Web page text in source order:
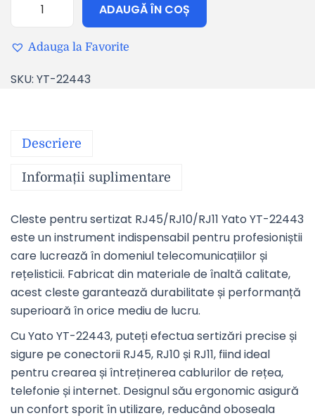
ADAUGĂ ÎN COȘ
Adauga la Favorite
SKU: YT-22443
Descriere
Informații suplimentare
Cleste pentru sertizat RJ45/RJ10/RJ11 Yato YT-22443
este un instrument indispensabil pentru profesioniștii
care lucrează în domeniul telecomunicațiilor și
rețelisticii. Fabricat din materiale de înaltă calitate,
acest cleste garantează durabilitate și performanță
superioară în orice mediu de lucru.
Cu Yato YT-22443, puteți efectua sertizări precise și
sigure pe conectorii RJ45, RJ10 și RJ11, fiind ideal
pentru crearea și întreținerea cablurilor de rețea,
telefonie și internet. Designul său ergonomic asigură
un confort sporit în utilizare, reducând oboseala